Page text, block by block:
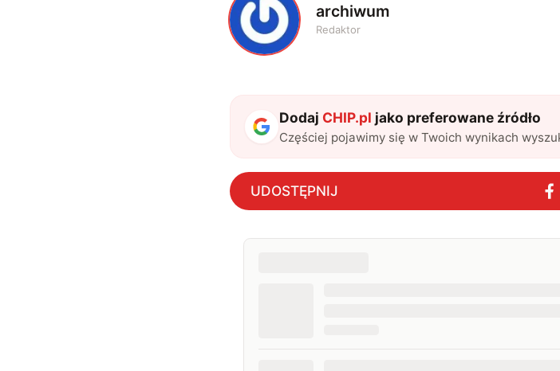
A archiwum
Redaktor
Dodaj CHIP.pl jako preferowane źródło
Częściej pojawimy się w Twoich wynikach
UDOSTĘPNIJ